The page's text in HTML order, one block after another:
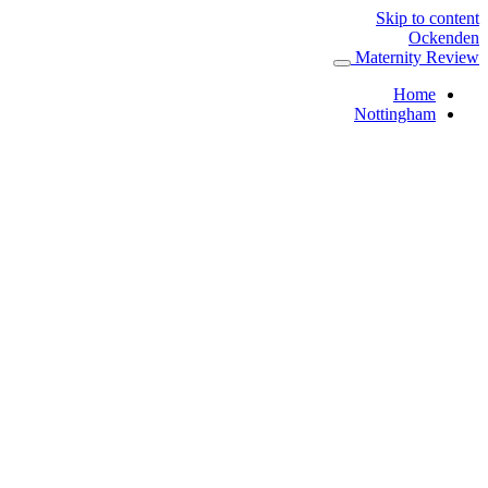
Skip to content
Ockenden
Maternity Review
Home
Nottingham